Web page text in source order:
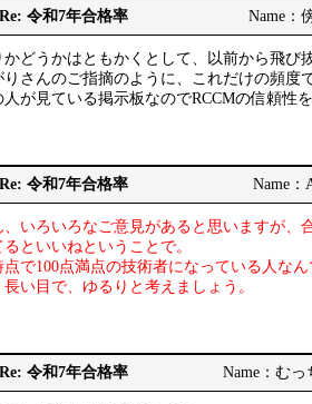
Re: 令和7年合格率 Name：
かどうかはともかくとして、以前から飛
りさんのご指摘のように、これだけの頻度
人が見ている掲示板なのでRCCMの信頼性
Re: 令和7年合格率 Name：
、いろいろなご意見があると思いますが
といいねということで。
点で100点満点の技術者になっている人な
い目で、ゆるりと考えましょう。
Re: 令和7年合格率 Name：む